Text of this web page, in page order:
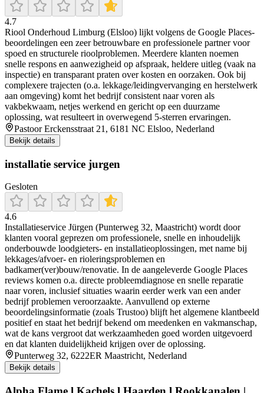
4.7
Riool Onderhoud Limburg (Elsloo) lijkt volgens de Google Places-
beoordelingen een zeer betrouwbare en professionele partner voor
spoed en structurele rioolproblemen. Meerdere klanten noemen
snelle respons en aanwezigheid op afspraak, heldere uitleg (vaak na
inspectie) en transparant praten over kosten en oorzaken. Ook bij
complexere trajecten (o.a. lekkage/leidingvervanging en herstelwerk
aan omgeving) komt het bedrijf consistent naar voren als
vakbekwaam, netjes werkend en gericht op een duurzame
oplossing, wat resulteert in overwegend 5-sterren ervaringen.
Pastoor Erckensstraat 21, 6181 NC Elsloo, Nederland
Bekijk details
installatie service jurgen
Gesloten
4.6
Installatieservice Jürgen (Punterweg 32, Maastricht) wordt door
klanten vooral geprezen om professionele, snelle en inhoudelijk
onderbouwde loodgieters- en installatieoplossingen, met name bij
lekkages/afvoer- en rioleringsproblemen en
badkamer(ver)bouw/renovatie. In de aangeleverde Google Places
reviews komen o.a. directe probleemdiagnose en snelle reparatie
naar voren, inclusief situaties waarin eerder werk van een ander
bedrijf problemen veroorzaakte. Aanvullend op externe
beoordelingsinformatie (zoals Trustoo) blijft het algemene klantbeeld
positief en staat het bedrijf bekend om meedenken en vakmanschap,
wat de kans vergroot dat werkzaamheden goed worden uitgevoerd
en dat klanten duidelijkheid krijgen over de oplossing.
Punterweg 32, 6222ER Maastricht, Nederland
Bekijk details